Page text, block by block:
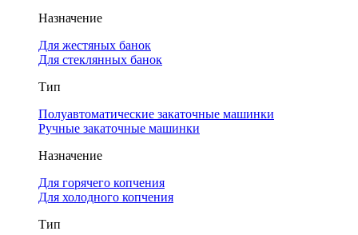
Назначение
Для жестяных банок
Для стеклянных банок
Тип
Полуавтоматические закаточные машинки
Ручные закаточные машинки
Назначение
Для горячего копчения
Для холодного копчения
Тип